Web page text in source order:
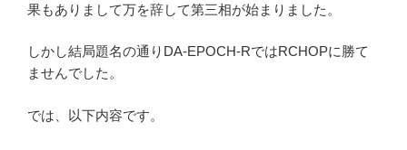
果もありまして万を辞して第三相が始まりました。
しかし結局題名の通りDA-EPOCH-RではRCHOPに勝て
ませんでした。
では、以下内容です。